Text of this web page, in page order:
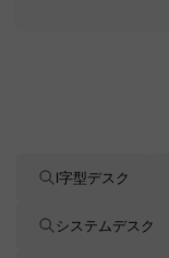
l字型デスク
システムデスク